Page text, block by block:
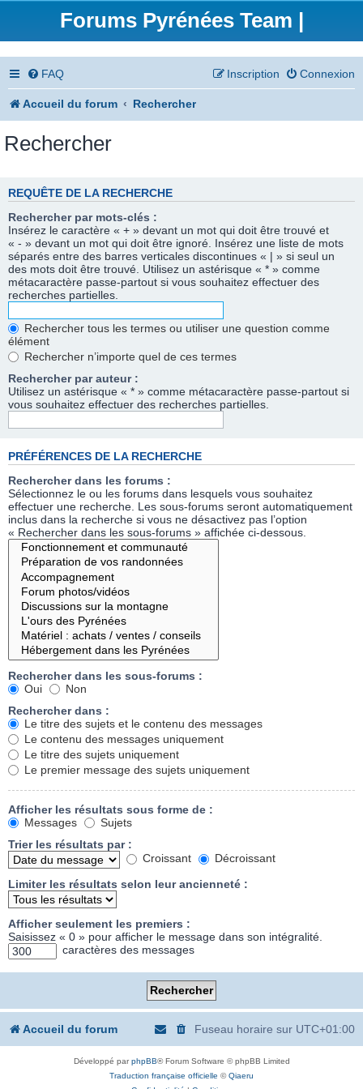
Forums Pyrénées Team |
FAQ Connexion
Inscription
Accueil du forum Rechercher
Rechercher
REQUÊTE DE LA RECHERCHE
Rechercher par mots-clés :
Insérez le caractère « + » devant un mot qui doit être trouvé et
« - » devant un mot qui doit être ignoré. Insérez une liste de mots
séparés entre des barres verticales discontinues « | » si seul un
des mots doit être trouvé. Utilisez un astérisque « * » comme
métacaractère passe-partout si vous souhaitez effectuer des
recherches partielles.
Rechercher tous les termes ou utiliser une question comme
élément
Rechercher n’importe quel de ces termes
Rechercher par auteur :
Utilisez un astérisque « * » comme métacaractère passe-partout si
vous souhaitez effectuer des recherches partielles.
PRÉFÉRENCES DE LA RECHERCHE
Rechercher dans les forums :
Sélectionnez le ou les forums dans lesquels vous souhaitez
effectuer une recherche. Les sous-forums seront automatiquement
inclus dans la recherche si vous ne désactivez pas l’option
« Rechercher dans les sous-forums » affichée ci-dessous.
Rechercher dans les sous-forums :
Oui
Non
Rechercher dans :
Le titre des sujets et le contenu des messages
Le contenu des messages uniquement
Le titre des sujets uniquement
Le premier message des sujets uniquement
Afficher les résultats sous forme de :
Messages
Sujets
Trier les résultats par :
Croissant
Décroissant
Limiter les résultats selon leur ancienneté :
Afficher seulement les premiers :
Saisissez « 0 » pour afficher le message dans son intégralité.
caractères des messages
Accueil du forum Fuseau horaire sur UTC+01:00
Développé parphpBB® Forum Software © phpBB Limited
Traduction française officielle ©Qiaeru